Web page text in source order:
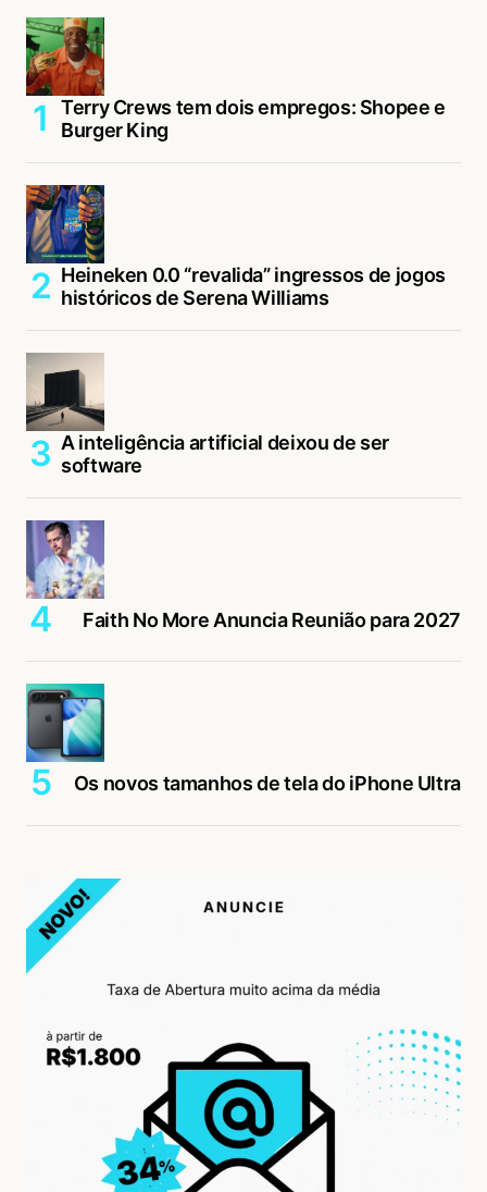
Terry Crews tem dois empregos: Shopee e
Burger King
Heineken 0.0 “revalida” ingressos de jogos
históricos de Serena Williams
A inteligência artificial deixou de ser
software
Faith No More Anuncia Reunião para 2027
Os novos tamanhos de tela do iPhone Ultra